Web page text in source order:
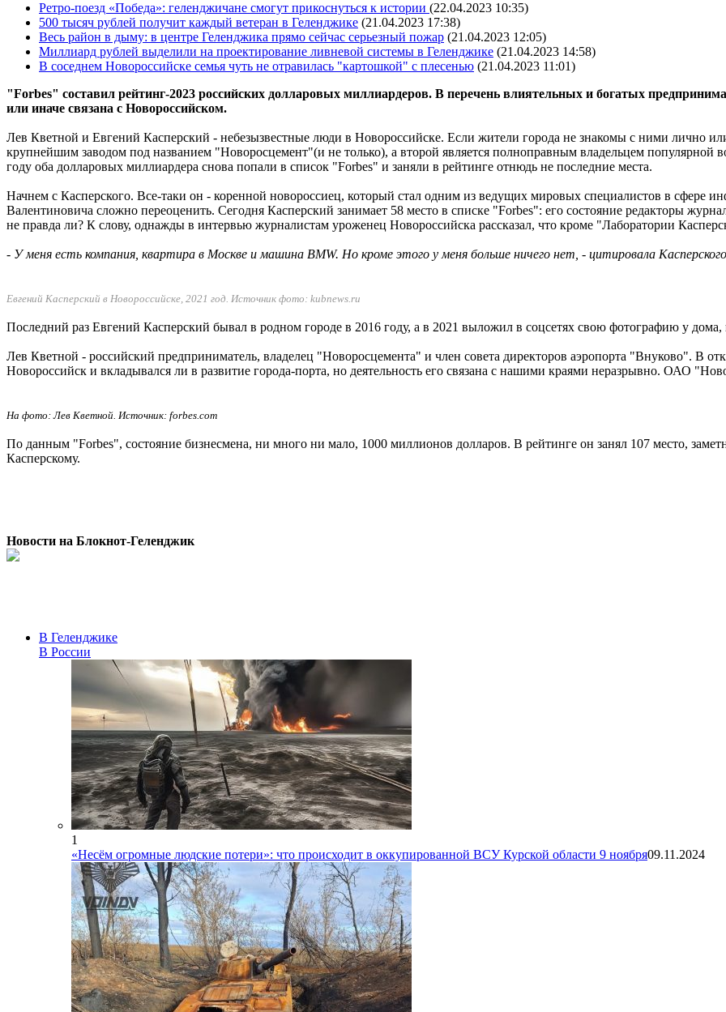
Ретро-поезд «Победа»: геленджичане смогут прикоснуться к истории (22.04.2023 10:35)
500 тысяч рублей получит каждый ветеран в Геленджике (21.04.2023 17:38)
Весь район в дыму: в центре Геленджика прямо сейчас серьезный пожар (21.04.2023 12:05)
Миллиард рублей выделили на проектирование ливневой системы в Геленджике (21.04.2023 14:58)
В соседнем Новороссийске семья чуть не отравилась "картошкой" с плесенью (21.04.2023 11:01)
"Forbes" составил рейтинг-2023 российских долларовых миллиардеров. В перечень влиятельных и богатых
или иначе связана с Новороссийском.
Лев Кветной и Евгений Касперский - небезызвестные люди в Новороссийске. Если жители города не знакомы с ними лично
крупнейшим заводом под названием "Новоросцемент"(и не только), а второй является полноправным владельцем
году оба долларовых миллиардера снова попали в список "Forbes" и заняли в рейтинге отнюдь не последние места.
Начнем с Касперского. Все-таки он - коренной новороссиец, который стал одним из ведущих мировых специалистов в сфере
Валентиновича сложно переоценить. Сегодня Касперский занимает 58 место в списке "Forbes": его состояние редакторы
не правда ли? К слову, однажды в интервью журналистам уроженец Новороссийска рассказал, что кроме "Лаборатории
- У меня есть компания, квартира в Москве и машина BMW. Но кроме этого у меня больше ничего нет, - цитировала
Евгений Касперский в Новороссийске, 2021 год. Источник фото: kubnews.ru
Последний раз Евгений Касперский бывал в родном городе в 2016 году, а в 2021 выложил в соцсетях свою фотографию у
Лев Кветной - российский предприниматель, владелец "Новоросцемента" и член совета директоров аэропорта "Внуково". В
Новороссийск и вкладывался ли в развитие города-порта, но деятельность его связана с нашими краями неразрывно. ОАО
На фото: Лев Кветной. Источник: forbes.com
По данным "Forbes", состояние бизнесмена, ни много ни мало, 1000 миллионов долларов. В рейтинге он занял 107 место,
Касперскому.
Новости на Блoкнoт-Геленджик
В Геленджике
В России
1
«Несём огромные людские потери»: что происходит в оккупированной ВСУ Курской области 9 ноября09.11.2024